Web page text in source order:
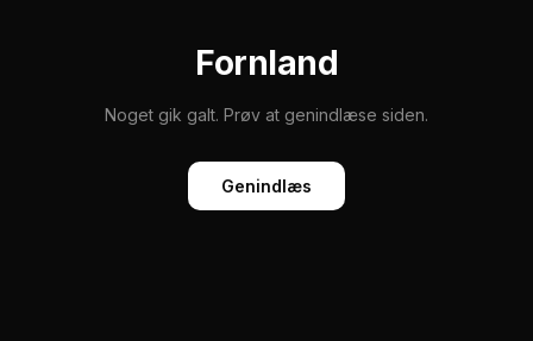
Fornland
Noget gik galt. Prøv at genindlæse siden.
Genindlæs